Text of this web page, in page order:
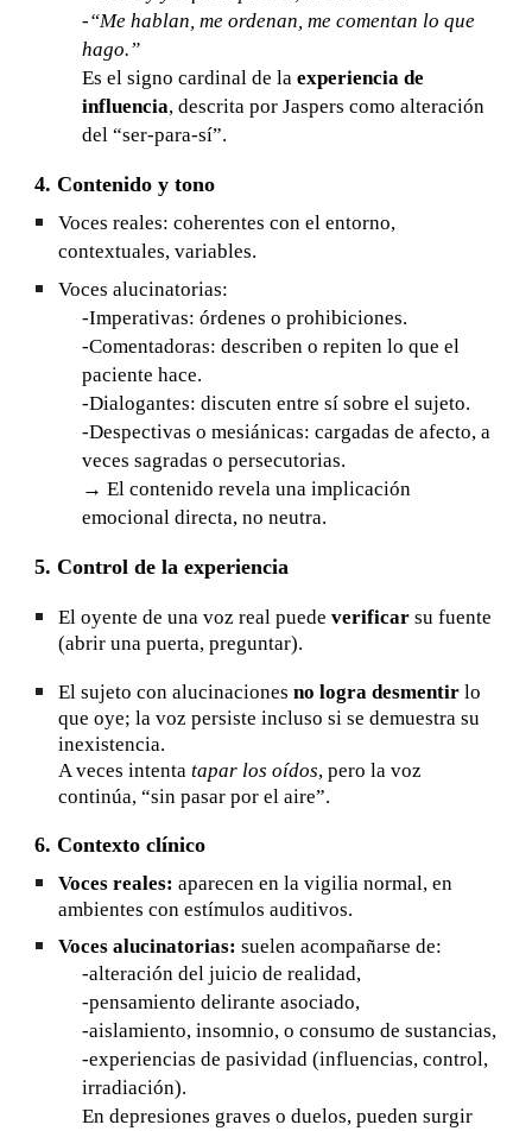
-“Me hablan, me ordenan, me comentan lo que
hago.”
Es el signo cardinal de laexperiencia de
influencia, descrita por Jaspers como alteración
del “ser-para-sí”.
4. Contenido y tono
Voces reales: coherentes con el entorno,
contextuales, variables.
Voces alucinatorias:
-Imperativas: órdenes o prohibiciones.
-Comentadoras: describen o repiten lo que el
paciente hace.
-Dialogantes: discuten entre sí sobre el sujeto.
-Despectivas o mesiánicas: cargadas de afecto, a
veces sagradas o persecutorias.
→ El contenido revela una implicación
emocional directa, no neutra.
5. Control de la experiencia
El oyente de una voz real puedeverificar su fuente
(abrir una puerta, preguntar).
El sujeto con alucinacionesno logra desmentir lo
que oye; la voz persiste incluso si se demuestra su
inexistencia.
A veces intentatapar los oídos, pero la voz
continúa, “sin pasar por el aire”.
6. Contexto clínico
Voces reales: aparecen en la vigilia normal, en
ambientes con estímulos auditivos.
Voces alucinatorias: suelen acompañarse de:
-alteración del juicio de realidad,
-pensamiento delirante asociado,
-aislamiento, insomnio, o consumo de sustancias,
-experiencias de pasividad (influencias, control,
irradiación).
En depresiones graves o duelos, pueden surgir